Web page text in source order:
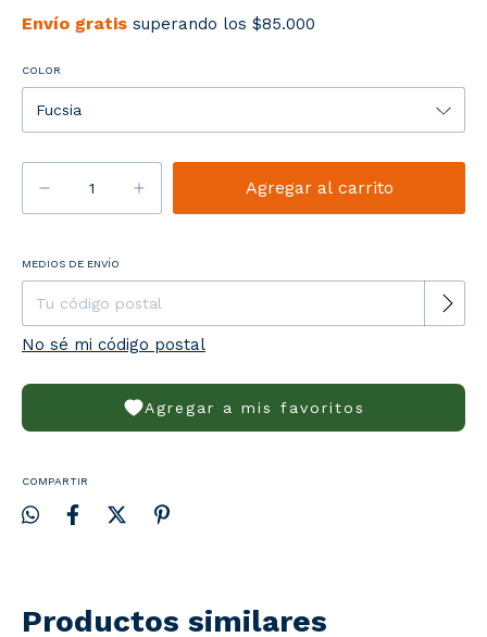
Envío gratis superando los $85.000
COLOR
Entregas para el CP:
MEDIOS DE ENVÍO
No sé mi código postal
Agregar a mis favoritos
COMPARTIR
Productos similares